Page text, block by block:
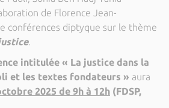
de Florence Jean-
conférences diptyque sur le thème
.
intitulée « La justice dans la
et les textes fondateurs » aura
2025 de 9h à 12h(FDSP,